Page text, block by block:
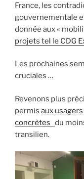
France, les
gouvernementale
donnée aux «
projets tel le CDG
Les prochaines
cruciales …
Revenons plus
permis aux
concrètes du
transilien.